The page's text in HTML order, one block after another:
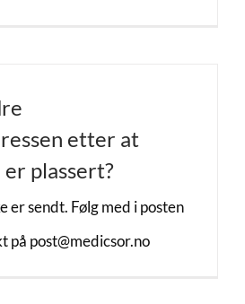
etter at
plassert?
er sendt. Følg med i posten
på post@medicsor.no